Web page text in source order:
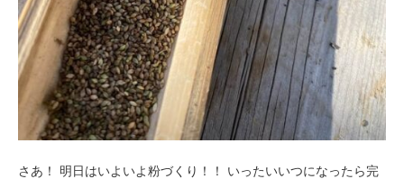
さあ！ 明日はいよいよ粉づくり！！ いったいいつになったら完